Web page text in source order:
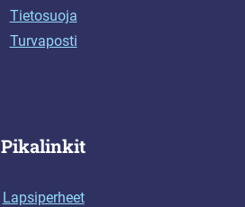
Tietosuoja
Turvaposti
Pikalinkit
Lapsiperheet